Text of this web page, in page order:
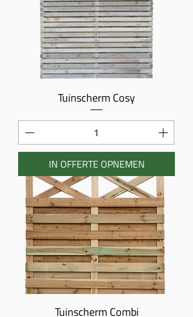
Tuinscherm Cosy
IN OFFERTE OPNEMEN
Tuinscherm Combi